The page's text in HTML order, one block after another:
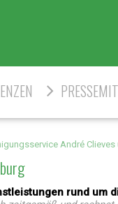
André Clieves
rund um